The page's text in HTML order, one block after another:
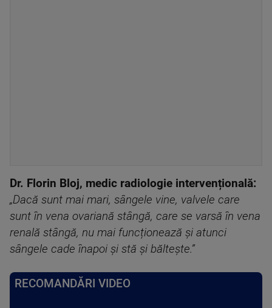
Dr. Florin Bloj, medic radiologie intervențională:
„Dacă sunt mai mari, sângele vine, valvele care
sunt în vena ovariană stângă, care se varsă în vena
renală stângă, nu mai funcționează și atunci
sângele cade înapoi și stă și băltește.”
RECOMANDĂRI VIDEO